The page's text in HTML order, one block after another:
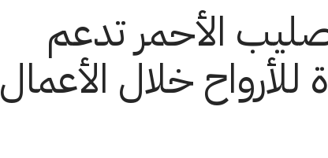
الأحمر تدعم
خلال الأعمال